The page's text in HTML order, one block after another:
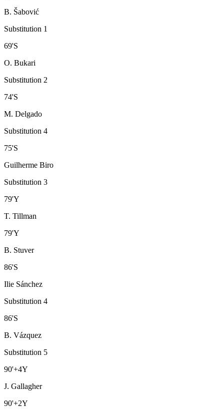
B. Šabović
Substitution 1
69'S
O. Bukari
Substitution 2
74'S
M. Delgado
Substitution 4
75'S
Guilherme Biro
Substitution 3
79'Y
T. Tillman
79'Y
B. Stuver
86'S
Ilie Sánchez
Substitution 4
86'S
B. Vázquez
Substitution 5
90'+4Y
J. Gallagher
90'+2Y